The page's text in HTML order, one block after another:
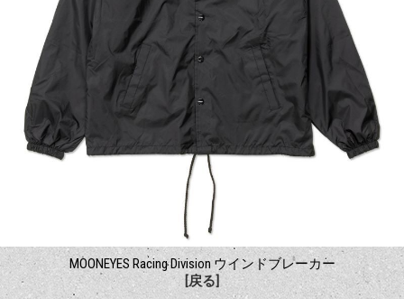
MOONEYES Racing Division ウインドブレーカー
[戻る]